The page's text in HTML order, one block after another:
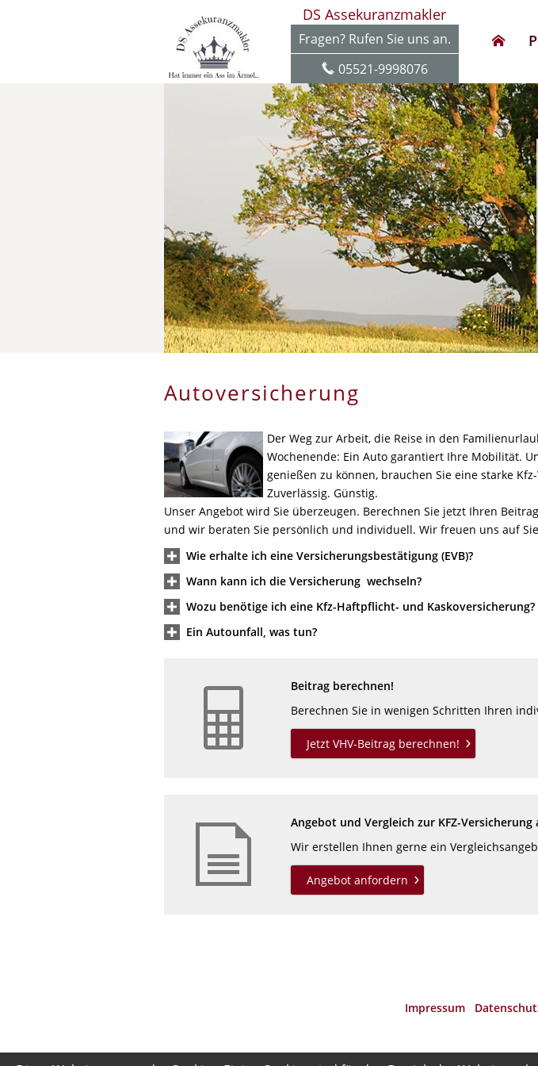
DS Assekuranzmakler
Fragen? Rufen Sie uns an.
05521-9998076
Autoversicherung
Der Weg zur Arbeit, die Reise in den
Wochenende: Ein Auto garantiert Ihre Mobilität.
genießen zu können, brauchen Sie eine starke
Zuverlässig. Günstig.
Unser Angebot wird Sie überzeugen. Berechnen Sie jetzt Ihren
und wir beraten Sie persönlich und individuell. Wir freuen uns auf
Wie erhalte ich eine Versicherungsbestätigung (EVB)?
Wann kann ich die Versicherung wechseln?
Wozu benötige ich eine Kfz-Haftpflicht- und Kaskoversicherung?
Ein Autounfall, was tun?
Beitrag berechnen!
Berechnen Sie in wenigen Schritten Ihren
Jetzt VHV-Beitrag berechnen!
Angebot und Vergleich zur KFZ-Versicherung
Wir erstellen Ihnen gerne ein
Angebot anfordern
Impressum